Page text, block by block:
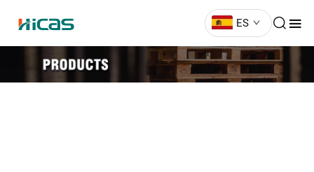
ES